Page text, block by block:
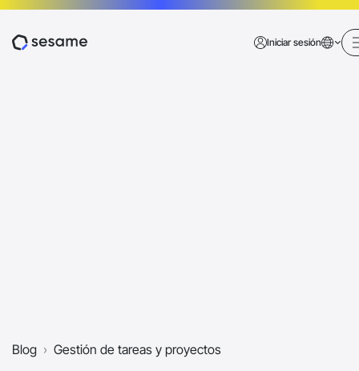
Navegación móvil
Iniciar sesión
Blog › Gestión de tareas y proyectos